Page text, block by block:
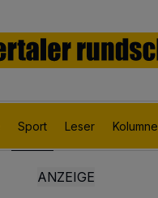
Sport Leser Kolumne